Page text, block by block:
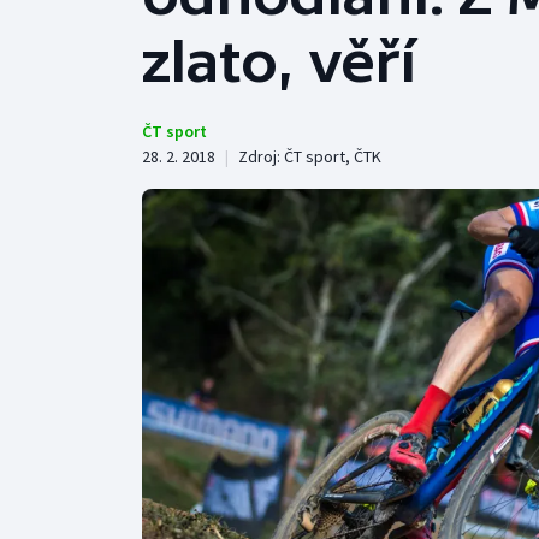
Curling
Dostihy
Golf
Gymnastika
zlato, věří
ČT sport
28. 2. 2018 | Zdroj: ČT sport, ČTK